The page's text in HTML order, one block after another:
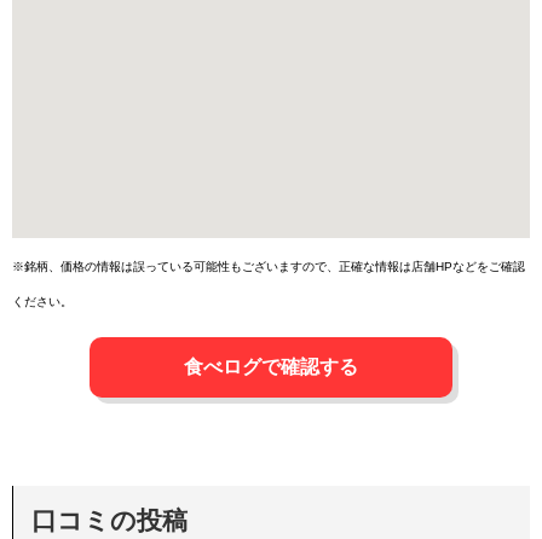
※銘柄、価格の情報は誤っている可能性もございますので、正確な情報は店舗HPなどをご確認
ください。
食べログで確認する
口コミの投稿